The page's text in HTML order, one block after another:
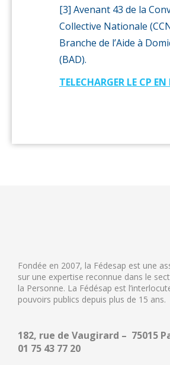
[3] Avenant 43 de la
Collective Nationale
Branche de l’Aide à
(BAD).
TELECHARGER LE CP EN
Fondée en 2007, la Fédesap est une
sur une expertise reconnue dans le
la Personne. La Fédésap est
pouvoirs publics depuis plus de 15 ans.
182, rue de Vaugirard – 75015
01 75 43 77 20